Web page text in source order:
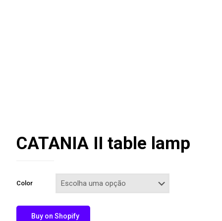
CATANIA II table lamp
Color
Buy on Shopify